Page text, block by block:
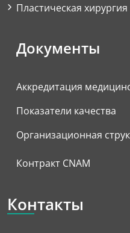
Пластическая хирургия
Документы
Аккредитация
Показатели качества
Организационная
Контракт CNAM
Контакты